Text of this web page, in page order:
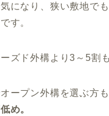
になり、狭い敷地で
す。
ズド外構より3～5割
ープン外構を選ぶ方
め。